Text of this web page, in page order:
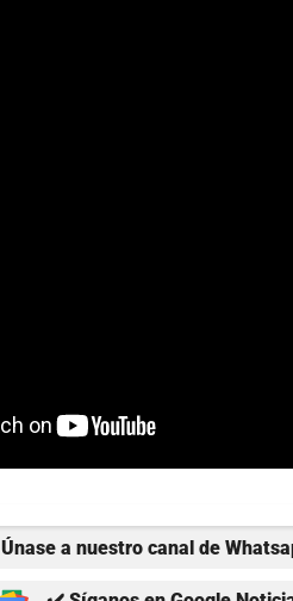
Únase a nuestro canal de